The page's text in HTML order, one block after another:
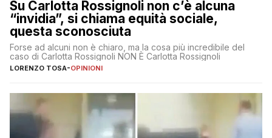
Su Carlotta Rossignoli non c’è alcuna
“invidia”, si chiama equità sociale,
questa sconosciuta
Forse ad alcuni non è chiaro, ma la cosa più incredibile del
caso di Carlotta Rossignoli NON È Carlotta Rossignoli
LORENZO TOSA-OPINIONI